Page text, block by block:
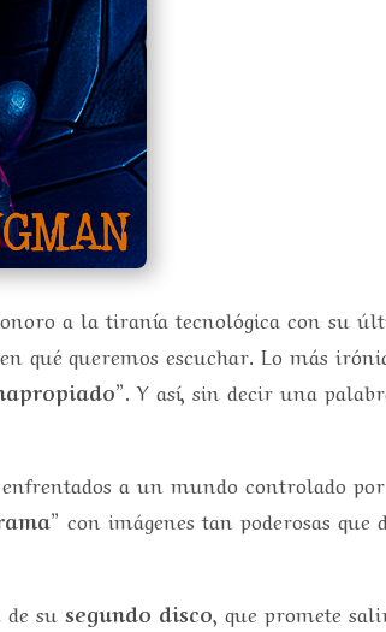
a la tiranía tecnológica con su
queremos escuchar. Lo más
. Y así, sin decir una
a un mundo controlado
con imágenes tan poderosas que
de susegundo disco, que promete